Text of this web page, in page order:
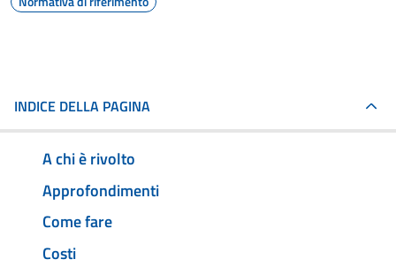
INDICE DELLA PAGINA
A chi è rivolto
Approfondimenti
Come fare
Costi